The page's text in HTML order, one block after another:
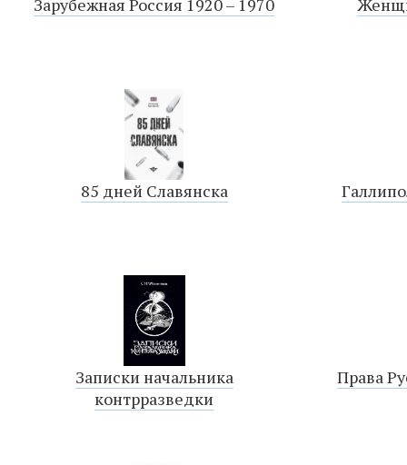
Зарубежная Россия 1920 – 1970
85 дней Славянска
Записки начальника
контрразведки
Права